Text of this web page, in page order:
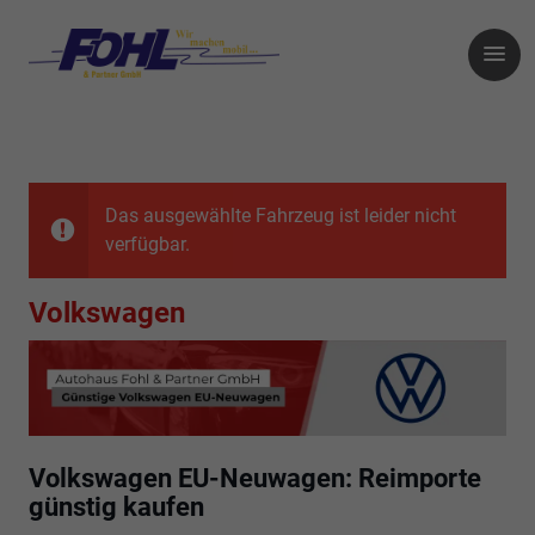
Das ausgewählte Fahrzeug ist leider nicht
verfügbar.
Volkswagen
Volkswagen EU-Neuwagen: Reimporte
günstig kaufen